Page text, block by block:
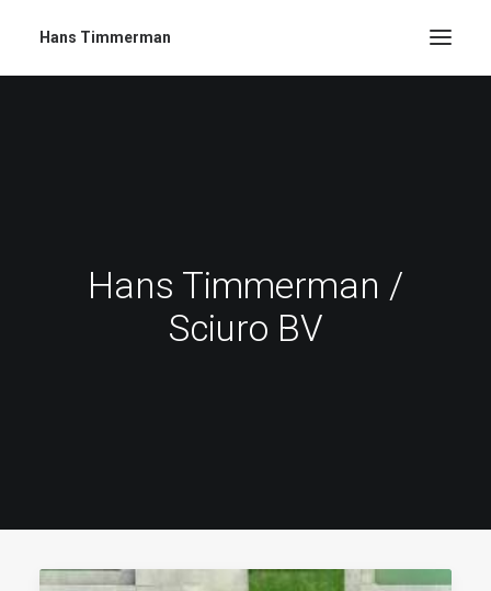
Hans Timmerman
Hans Timmerman /
Sciuro BV